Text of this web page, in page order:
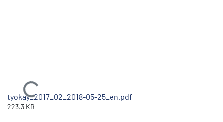
Ladataan...
tyokay_2017_02_2018-05-25_en.pdf
223.3 KB